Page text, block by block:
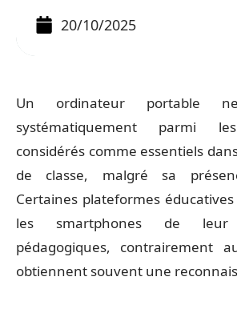
20/10/2025
Un ordinateur portable
systématiquement parmi
considérés comme essentiels
de classe, malgré sa
Certaines plateformes
les smartphones de leur
pédagogiques, contrairement
obtiennent souvent une